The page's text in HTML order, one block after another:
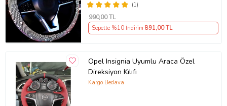
(1)
990,00 TL
Sepette %10 İndirim 891,00 TL
Opel Insignia Uyumlu Araca Özel
Direksiyon Kılıfı
Kargo Bedava